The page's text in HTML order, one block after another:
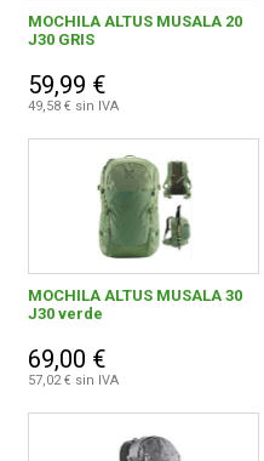
MOCHILA ALTUS MUSALA 20
J30 GRIS
59,99 €
49,58 € sin IVA
MOCHILA ALTUS MUSALA 30
J30 verde
69,00 €
57,02 € sin IVA